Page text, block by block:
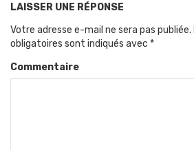
LAISSER UNE RÉPONSE
Votre adresse e-mail ne sera pas publiée.
obligatoires sont indiqués avec *
Commentaire